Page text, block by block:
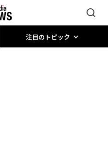
注目のトピック